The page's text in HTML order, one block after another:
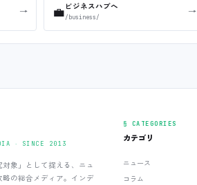
→ 💼 ビジネスハブへ
/business/ →
‧ SINCE 2013
象」として捉える、ニュ
の総合メディア。インデ
§ CATEGORIES
カテゴリ
ニュース
コラム